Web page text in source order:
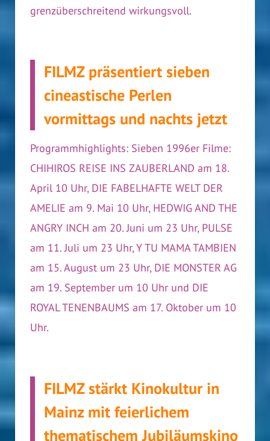
grenzüberschreitend wirkungsvoll.
FILMZ präsentiert sieben
cineastische Perlen
vormittags und nachts jetzt
Programmhighlights: Sieben 1996er Filme:
CHIHIROS REISE INS ZAUBERLAND am 18.
April 10 Uhr, DIE FABELHAFTE WELT DER
AMELIE am 9. Mai 10 Uhr, HEDWIG AND THE
ANGRY INCH am 20. Juni um 23 Uhr, PULSE
am 11. Juli um 23 Uhr, Y TU MAMA TAMBIEN
am 15. August um 23 Uhr, DIE MONSTER AG
am 19. September um 10 Uhr und DIE
ROYAL TENENBAUMS am 17. Oktober um 10
Uhr.
FILMZ stärkt Kinokultur in
Mainz mit feierlichem
thematischem Jubiläumskino